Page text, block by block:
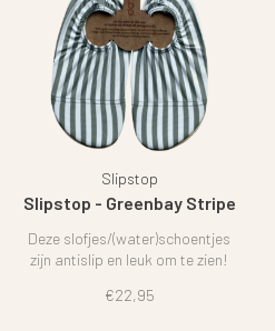
Slipstop
Slipstop - Greenbay Stripe
Deze slofjes/(water)schoentjes
zijn antislip en leuk om te zien!
€22,95